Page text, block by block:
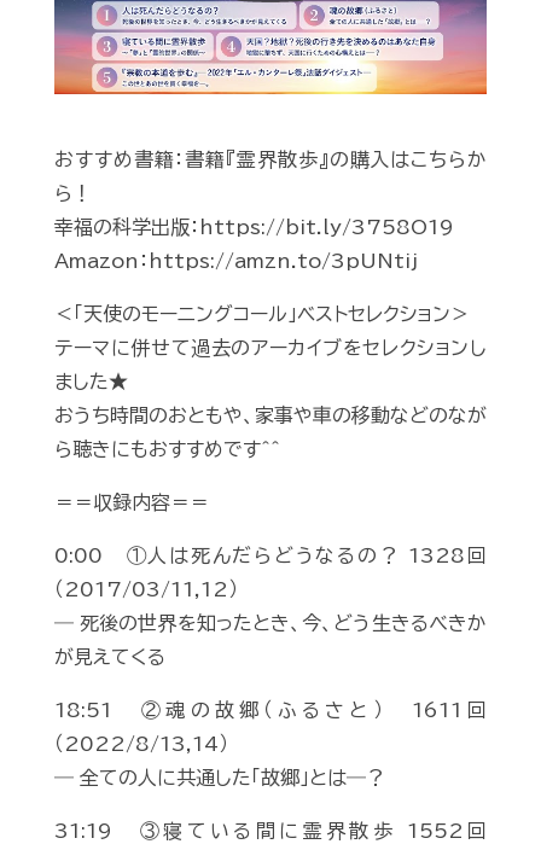
おすすめ書籍：書籍『霊界散歩』の購入はこちらか
ら！
幸福の科学出版：https://bit.ly/3758O19
Amazon：https://amzn.to/3pUNtij
＜「天使のモーニングコール」ベストセレクション＞
テーマに併せて過去のアーカイブをセレクションし
ました★
おうち時間のおともや、家事や車の移動などのなが
ら聴きにもおすすめです＾＾
＝＝収録内容＝＝
0:00 ①人は死んだらどうなるの？ 1328回
（2017/03/11,12）
― 死後の世界を知ったとき、今、どう生きるべきか
が見えてくる
18:51 ②魂の故郷（ふるさと） 1611回
（2022/8/13,14）
― 全ての人に共通した「故郷」とは―？
31:19 ③寝ている間に霊界散歩 1552回